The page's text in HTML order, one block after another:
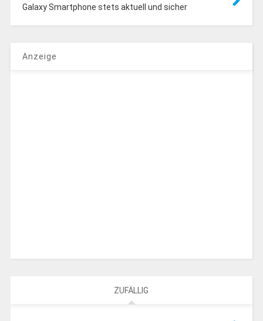
Galaxy Smartphone stets aktuell und sicher
Anzeige
ZUFÄLLIG